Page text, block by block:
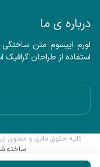
درباره ی ما
استفاده از طراحان
کلیه حقوق مادی و معنوی
ساخته